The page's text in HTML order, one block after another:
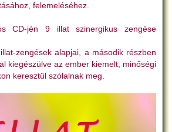
felemeléséhez.
CD-jén 9 illat szinergikus zengése
zengések alapjai, a második részben
kiegészülve az ember kiemelt, minőségi
keresztül szólalnak meg.